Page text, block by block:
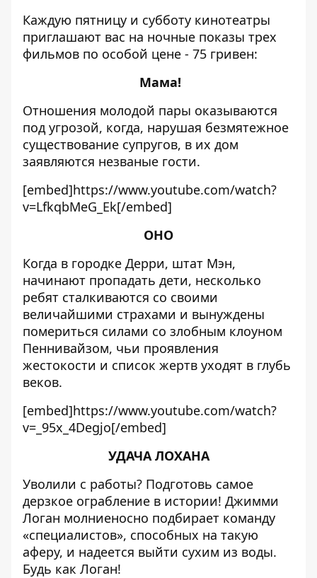
Каждую пятницу и субботу кинотеатры
приглашают вас на ночные показы трех
фильмов по особой цене - 75 гривен:
Мама!
Отношения молодой пары оказываются
под угрозой, когда, нарушая безмятежное
существование супругов, в их дом
заявляются незваные гости.
[embed]https://www.youtube.com/watch?
v=LfkqbMeG_Ek[/embed]
ОНО
Когда в городке Дерри, штат Мэн,
начинают пропадать дети, несколько
ребят сталкиваются со своими
величайшими страхами и вынуждены
помериться силами со злобным клоуном
Пеннивайзом, чьи проявления
жестокости и список жертв уходят в глубь
веков.
[embed]https://www.youtube.com/watch?
v=_95x_4Degjo[/embed]
УДАЧА ЛОХАНА
Уволили с работы? Подготовь самое
дерзкое ограбление в истории! Джимми
Логан молниеносно подбирает команду
«специалистов», способных на такую
аферу, и надеется выйти сухим из воды.
Будь как Логан!